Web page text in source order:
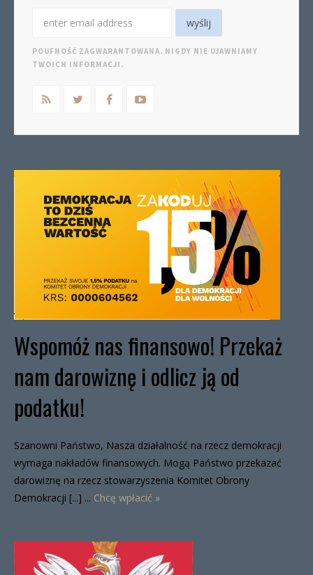
POUFNOŚĆ ZAGWARANTOWANA. NIGDY NIE UJAWNIAMY
TWOICH INFORMACJI.
Wspomóż nas finansowo! Przekaż
nam darowiznę i odlicz ją od
podatku!
Szanowni Państwo, Nasza działalność na rzecz demokracji
wymaga nakładów finansowych. Mogą Państwo przekazać
darowiznę na rzecz stowarzyszenia Komitet Obrony
Demokracji [...] ... Chcę wpłacić »